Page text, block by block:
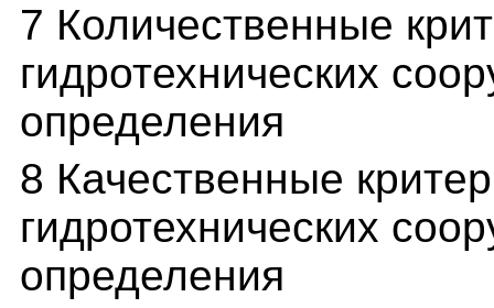
7 Количественные
гидротехнических
определения
8 Качественные
гидротехнических
определения